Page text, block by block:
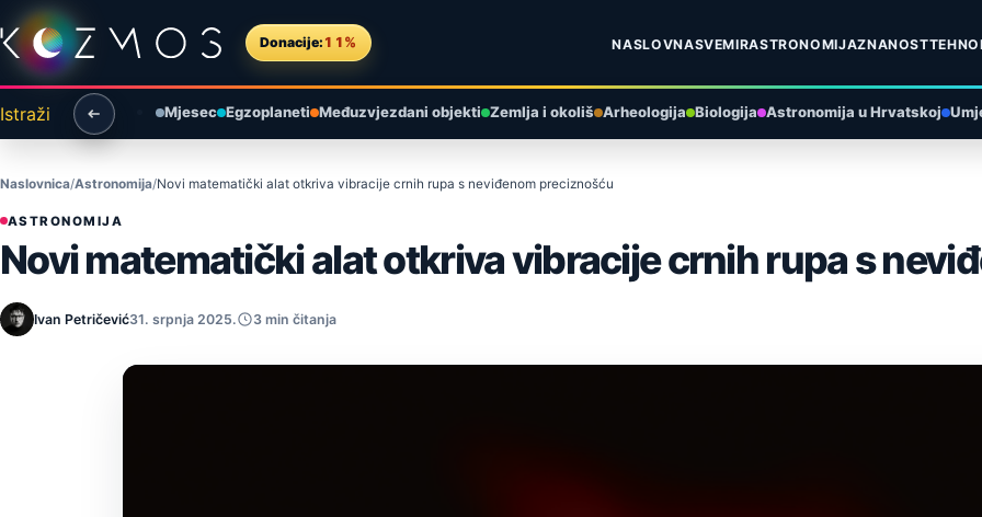
Preskoči na sadržaj
Donacije: 11% NASLOVNASVEMIRASTRONOMIJAZNANOST
Istraži Mjesec Egzoplaneti Međuzvjezdani objekti Zemlja i okoliš Arheologija Biologija Astronomija u Hrvatskoj
Naslovnica Astronomija Novi matematički alat otkriva vibracije crnih rupa s neviđenom preciznošću
ASTRONOMIJA
Novi matematički alat otkriva vibracije crnih rupa s
Ivan Petričević31. srpnja 2025. 3 min čitanja